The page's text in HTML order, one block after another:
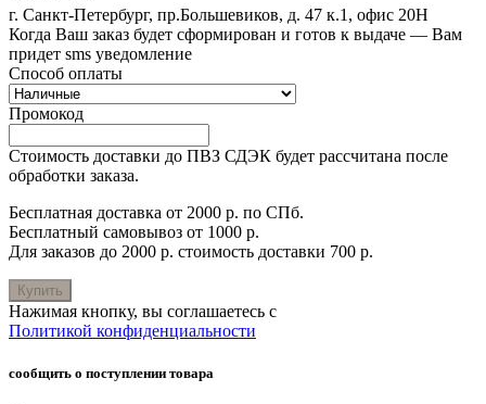
г. Санкт-Петербург, пр.Большевиков, д. 47 к.1, офис 20Н
Когда Ваш заказ будет сформирован и готов к выдаче — Вам
придет sms уведомление
Способ оплаты
Промокод
Стоимость доставки до ПВЗ СДЭК будет рассчитана после
обработки заказа.
Бесплатная доставка от 2000 р. по СПб.
Бесплатный самовывоз от 1000 р.
Для заказов до 2000 р. стоимость доставки 700 р.
Купить
Нажимая кнопку, вы соглашаетесь с
Политикой конфиденциальности
сообщить о поступлении товара